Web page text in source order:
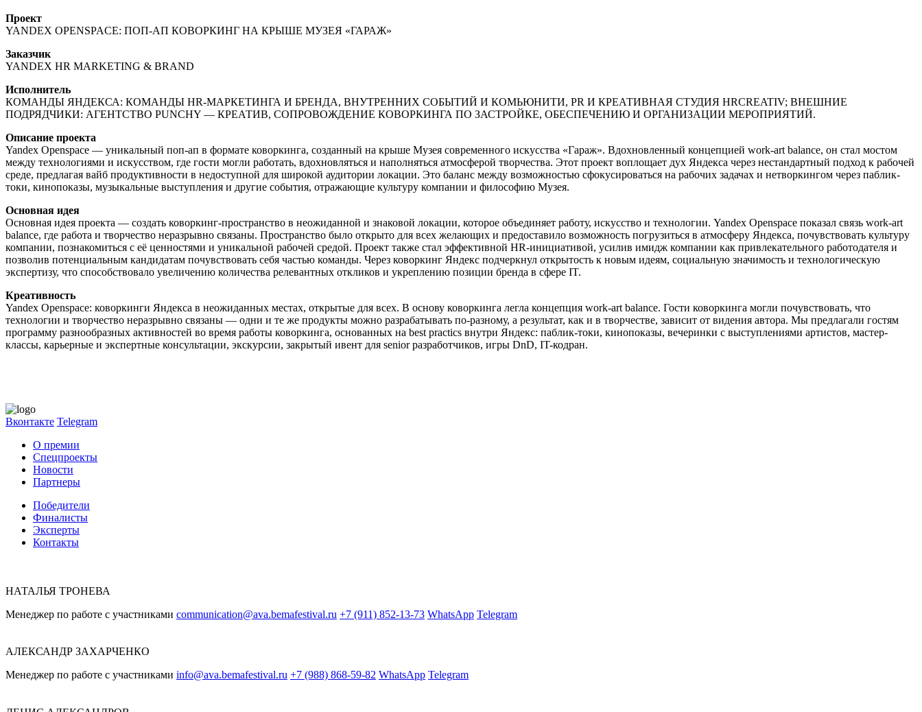
Проект
YANDEX OPENSPACE: ПОП-АП КОВОРКИНГ НА КРЫШЕ МУЗЕЯ «ГАРАЖ»
Заказчик
YANDEX HR MARKETING & BRAND
Исполнитель
КОМАНДЫ ЯНДЕКСА: КОМАНДЫ HR-МАРКЕТИНГА И БРЕНДА, ВНУТРЕННИХ СОБЫТИЙ И КОМЬЮНИТИ, PR И КРЕАТИВНАЯ СТУДИЯ HRСREATIV; ВНЕШНИЕ
ПОДРЯДЧИКИ: АГЕНТСТВО PUNCHY — КРЕАТИВ, СОПРОВОЖДЕНИЕ КОВОРКИНГА ПО ЗАСТРОЙКЕ, ОБЕСПЕЧЕНИЮ И ОРГАНИЗАЦИИ МЕРОПРИЯТИЙ.
Описание проекта
Yandex Openspace — уникальный поп-ап в формате коворкинга, созданный на крыше Музея современного искусства «Гараж». Вдохновленный концепцией work-art balance, он стал мостом
между технологиями и искусством, где гости могли работать, вдохновляться и наполняться атмосферой творчества. Этот проект воплощает дух Яндекса через нестандартный подход к рабочей
среде, предлагая вайб продуктивности в недоступной для широкой аудитории локации. Это баланс между возможностью сфокусироваться на рабочих задачах и нетворкингом через паблик-
токи, кинопоказы, музыкальные выступления и другие события, отражающие культуру компании и философию Музея.
Основная идея
Основная идея проекта — создать коворкинг-пространство в неожиданной и знаковой локации, которое объединяет работу, искусство и технологии. Yandex Openspace показал связь work-art
balance, где работа и творчество неразрывно связаны. Пространство было открыто для всех желающих и предоставило возможность погрузиться в атмосферу Яндекса, почувствовать культуру
компании, познакомиться с её ценностями и уникальной рабочей средой. Проект также стал эффективной HR-инициативой, усилив имидж компании как привлекательного работодателя и
позволив потенциальным кандидатам почувствовать себя частью команды. Через коворкинг Яндекс подчеркнул открытость к новым идеям, социальную значимость и технологическую
экспертизу, что способствовало увеличению количества релевантных откликов и укреплению позиции бренда в сфере IT.
Креативность
Yandex Openspace: коворкинги Яндекса в неожиданных местах, открытые для всех. В основу коворкинга легла концепция work-art balance. Гости коворкинга могли почувствовать, что
технологии и творчество неразрывно связаны — одни и те же продукты можно разрабатывать по-разному, а результат, как и в творчестве, зависит от видения автора. Мы предлагали гостям
программу разнообразных активностей во время работы коворкинга, основанных на best practics внутри Яндекс: паблик-токи, кинопоказы, вечеринки с выступлениями артистов, мастер-
классы, карьерные и экспертные консультации, экскурсии, закрытый ивент для senior разработчиков, игры DnD, IT-кодран.
Вконтакте Telegram
О премии
Спецпроекты
Новости
Партнеры
Победители
Финалисты
Эксперты
Контакты
НАТАЛЬЯ ТРОНЕВА
Менеджер по работе с участниками communication@ava.bemafestival.ru +7 (911) 852-13-73 WhatsApp Telegram
АЛЕКСАНДР ЗАХАРЧЕНКО
Менеджер по работе с участниками info@ava.bemafestival.ru +7 (988) 868-59-82 WhatsApp Telegram